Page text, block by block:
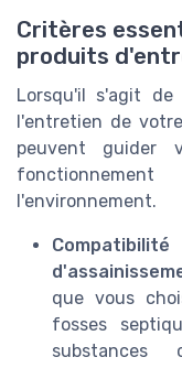
Critères
produits
Lorsqu'il s'agit
l'entretien de
peuvent guider
l'environnement.
que vous
fosses
substances